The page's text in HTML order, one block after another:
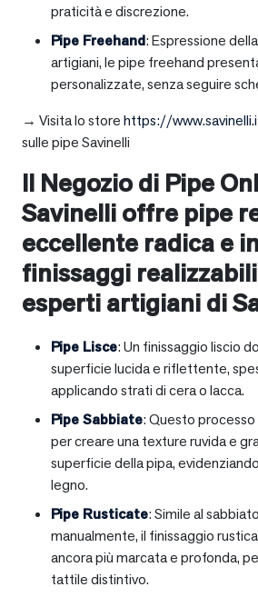
praticità e discrezione.
Pipe Freehand: Espressione
artigiani, le pipe freehand
personalizzate, senza seguire
→ Visita lo storehttps://
sulle pipe Savinelli
Il Negozio di Pipe
Savinelli offre pipe
eccellente radica e
finissaggi
esperti artigiani di
Pipe Lisce: Un finissaggio liscio
superficie lucida e riflettente,
applicando strati di cera o lacca.
Pipe Sabbiate: Questo
per creare una texture ruvida e
superficie della pipa,
legno.
Pipe Rusticate: Simile al
manualmente, il finissaggio
ancora più marcata e profonda,
tattile distintivo.